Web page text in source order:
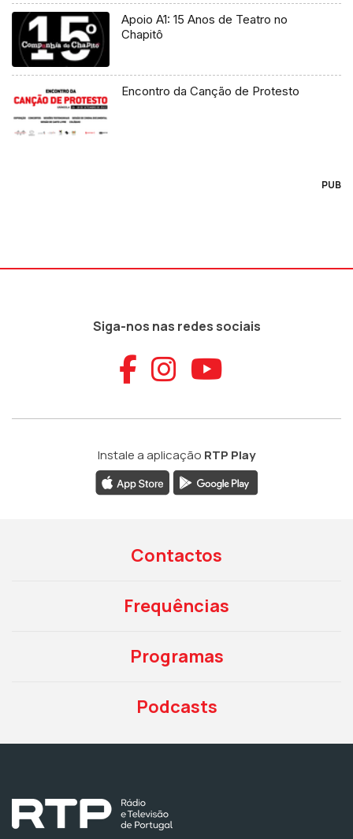
Apoio A1: 15 Anos de Teatro no
Chapitô
Encontro da Canção de Protesto
PUB
Siga-nos nas redes sociais
Aceder ao
Aceder ao
Aceder
Instale a aplicação RTP Play
Contactos
Frequências
Programas
Podcasts